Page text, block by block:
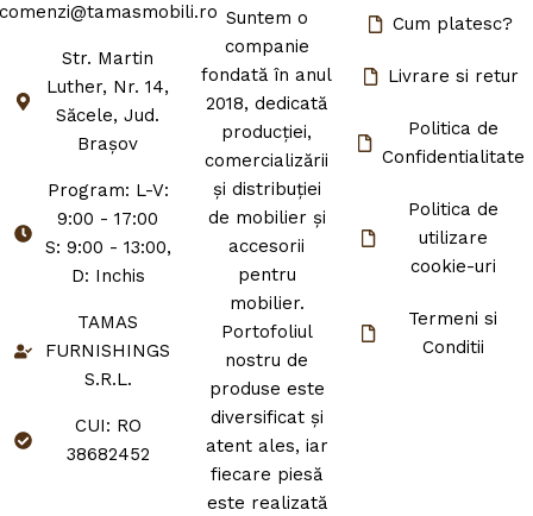
Str. Martin
Luther, Nr. 14,
Săcele, Jud.
Brașov
Program: L-V:
9:00 - 17:00
S: 9:00 - 13:00,
D: Inchis
TAMAS
FURNISHINGS
S.R.L.
CUI: RO
38682452
Suntem o
companie
fondată în anul
2018, dedicată
producției,
comercializării
și distribuției
de mobilier și
accesorii
pentru
mobilier.
Portofoliul
nostru de
produse este
diversificat și
atent ales, iar
fiecare piesă
este realizată
Cum platesc?
Livrare si retur
Politica de
Confidentialitate
Politica de
utilizare
cookie-uri
Termeni si
Conditii